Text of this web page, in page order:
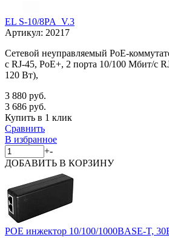
EL S-10/8PA_V.3
Артикул: 20217
Сетевой неуправляемый PoE-
с RJ-45, PoE+, 2 порта 10/100 Мбит/с
120 Вт),
3 880 руб.
3 686 руб.
Купить в 1 клик
Сравнить
В избранное
+-
ДОБАВИТЬ В КОРЗИНУ
POE инжектор 10/100/1000BASE-T,